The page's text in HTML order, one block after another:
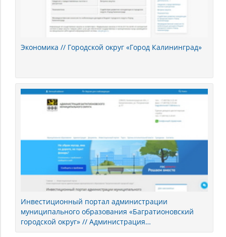
Экономика // Городской округ «Город Калининград»
Инвестиционный портал администрации
муниципального образования «Багратионовский
городской округ» // Администрация
Багратионовского муниципального округа